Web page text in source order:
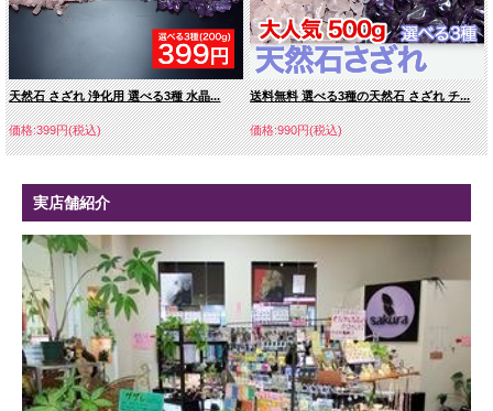
天然石 さざれ 浄化用 選べる3種 水晶...
価格:399円(税込)
送料無料 選べる3種の天然石 さざれ チ...
価格:990円(税込)
実店舗紹介